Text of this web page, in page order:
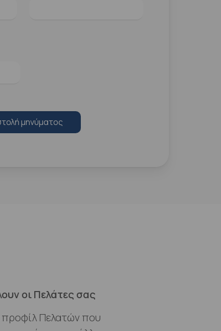
μηνύματος
οι Πελάτες σας
Πελατών που